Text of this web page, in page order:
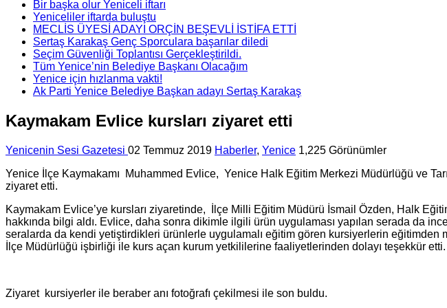
Bir başka olur Yeniceli iftarı
Yeniceliler iftarda buluştu
MECLİS ÜYESİ ADAYI ORÇİN BEŞEVLİ İSTİFA ETTİ
Sertaş Karakaş Genç Sporculara başarılar diledi
Seçim Güvenliği Toplantısı Gerçekleştirildi.
Tüm Yenice’nin Belediye Başkanı Olacağım
Yenice için hızlanma vakti!
Ak Parti Yenice Belediye Başkan adayı Sertaş Karakaş
Kaymakam Evlice kursları ziyaret etti
Yenicenin Sesi Gazetesi 02 Temmuz 2019 Haberler, Yenice 1,225 Görünümler
Yenice İlçe Kaymakamı Muhammed Evlice, Yenice Halk Eğitim Merkezi Müdürlüğü ve
ziyaret etti.
Kaymakam Evlice’ye kursları ziyaretinde, İlçe Milli Eğitim Müdürü İsmail Özden, Halk
hakkında bilgi aldı. Evlice, daha sonra dikimle ilgili ürün uygulaması yapılan serada da
seralarda da kendi yetiştirdikleri ürünlerle uygulamalı eğitim gören kursiyerlerin
İlçe Müdürlüğü işbirliği ile kurs açan kurum yetkililerine faaliyetlerinden dolayı teşekkür etti.
Ziyaret kursiyerler ile beraber anı fotoğrafı çekilmesi ile son buldu.